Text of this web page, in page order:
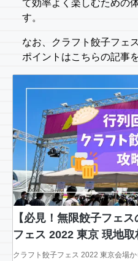
て効率よく楽しむための
す。
なお、クラフト餃子フェ
ポイントはこちらの記事
【必見！無限餃子フェ
フェス 2022 東京 現地取
クラフト餃子フェス 2022 東京会場